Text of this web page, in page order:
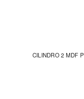
CILINDRO 2 MDF P